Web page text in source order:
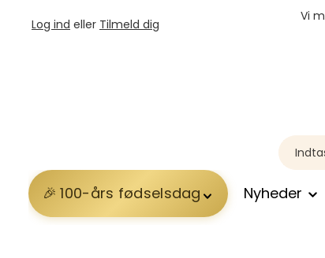
Log ind eller Tilmeld dig
Vi
100-års fødselsdag Nyheder